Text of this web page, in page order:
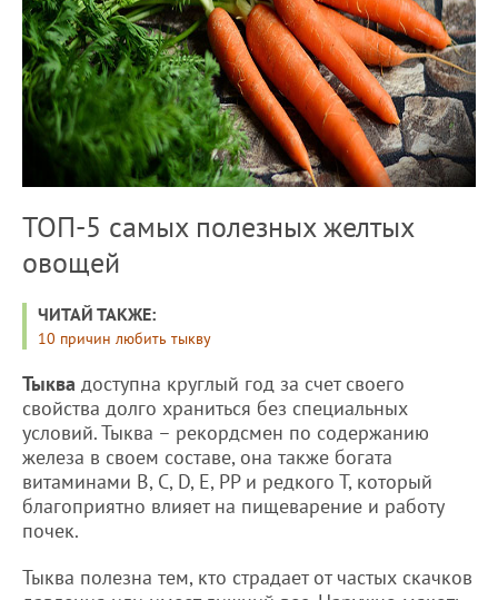
ТОП-5 самых полезных желтых
овощей
ЧИТАЙ ТАКЖЕ:
10 причин любить тыкву
Тыква доступна круглый год за счет своего
свойства долго храниться без специальных
условий. Тыква – рекордсмен по содержанию
железа в своем составе, она также богата
витаминами В, С, D, Е, РР и редкого Т, который
благоприятно влияет на пищеварение и работу
почек.
Тыква полезна тем, кто страдает от частых скачков